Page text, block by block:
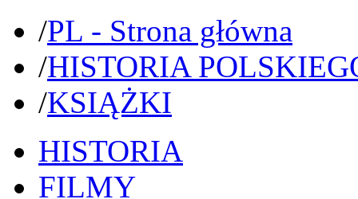
/PL - Strona główna
/HISTORIA
/KSIĄŻKI
HISTORIA
FILMY